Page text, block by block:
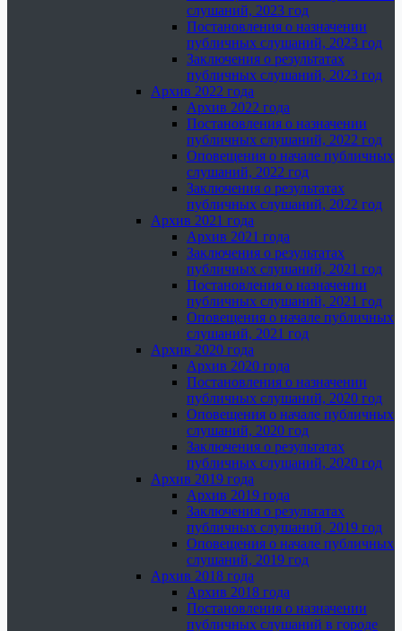
слушаний, 2023 год
Постановления о назначении
публичных слушаний, 2023 год
Заключения о результатах
публичных слушаний, 2023 год
Архив 2022 года
Архив 2022 года
Постановления о назначении
публичных слушаний, 2022 год
Оповещения о начале публичных
слушаний, 2022 год
Заключения о результатах
публичных слушаний, 2022 год
Архив 2021 года
Архив 2021 года
Заключения о результатах
публичных слушаний, 2021 год
Постановления о назначении
публичных слушаний, 2021 год
Оповещения о начале публичных
слушаний, 2021 год
Архив 2020 года
Архив 2020 года
Постановления о назначении
публичных слушаний, 2020 год
Оповещения о начале публичных
слушаний, 2020 год
Заключения о результатах
публичных слушаний, 2020 год
Архив 2019 года
Архив 2019 года
Заключения о результатах
публичных слушаний, 2019 год
Оповещения о начале публичных
слушаний, 2019 год
Архив 2018 года
Архив 2018 года
Постановления о назначении
публичных слушаний в городе